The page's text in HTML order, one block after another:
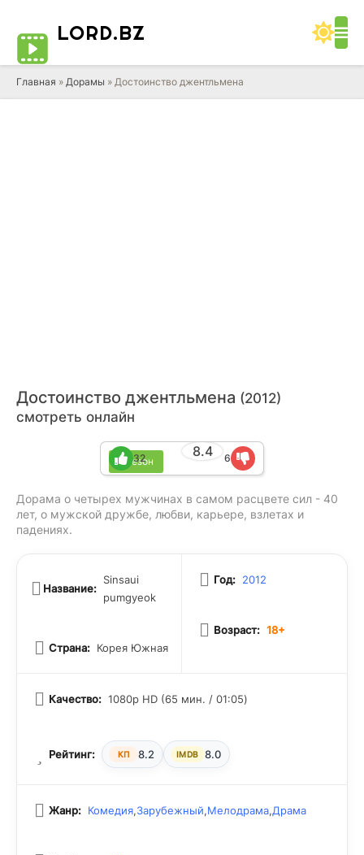
LORD.BZ
Главная » Дорамы » Достоинство джентльмена
Достоинство джентльмена (2012)
смотреть онлайн
1 сезон
8.4
32 6
Дорама о четырех мужчинах в самом расцвете сил - 40
лет, о мужской дружбе, любви, карьере, взлетах и
падениях.
Название:
Sinsaui
pumgyeok
Страна: Корея Южная
Год: 2012
Возраст: 18+
Качество: 1080p HD (65 мин. / 01:05)
Рейтинг: КП 8.2 IMDB 8.0
Жанр: Комедия,Зарубежный,Мелодрама,Драма